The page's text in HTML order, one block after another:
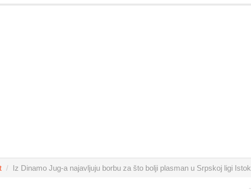
Iz Dinamo Jug-a najavljuju borbu za što bolji plasman u Srpskoj ligi Istok